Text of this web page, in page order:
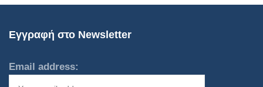
Εγγραφή στο Newsletter
Email address: